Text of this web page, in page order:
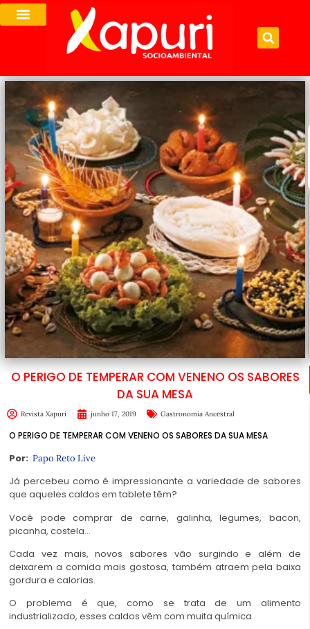
O PERIGO DE TEMPERAR COM VENENO OS SABORES
DA SUA MESA
Revista Xapuri junho 17, 2019 Gastronomia Ancestral
O PERIGO DE TEMPERAR COM VENENO OS SABORES DA SUA MESA
Por: Papo Reto Live
Já percebeu como é impressionante a variedade de sabores
que aqueles caldos em tablete têm?
Você pode comprar de carne, galinha, legumes, bacon,
picanha, costela…
Cada vez mais, novos sabores vão surgindo e além de
deixarem a comida mais gostosa, também atraem pela baixa
gordura e calorias.
O problema é que, como se trata de um alimento
industrializado, esses caldos vêm com muita química.